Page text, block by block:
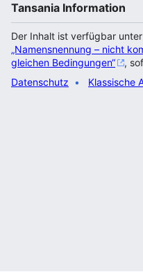
Tansania Information
Der Inhalt ist verfügbar
„Namensnennung – nicht
gleichen Bedingungen“
,
Datenschutz
Klassische